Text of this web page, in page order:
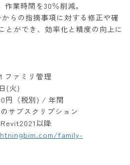
業時間を30％削減。
らの指摘事項に対する修正や確
とができ、効率化と精度の向上に
ファミリ管理
(火)
円（税別) / 年間
サブスクリプション
以降
family-